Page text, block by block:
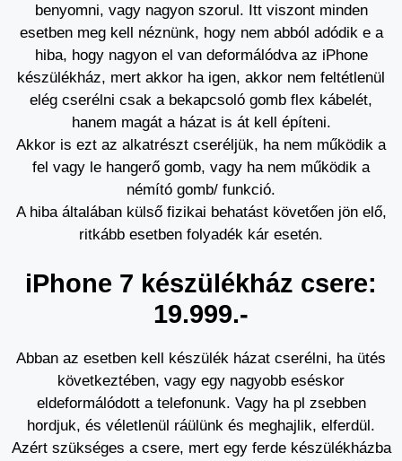
benyomni, vagy nagyon szorul. Itt viszont minden
esetben meg kell néznünk, hogy nem abból adódik e a
hiba, hogy nagyon el van deformálódva az iPhone
készülékház, mert akkor ha igen, akkor nem feltétlenül
elég cserélni csak a bekapcsoló gomb flex kábelét,
hanem magát a házat is át kell építeni.
Akkor is ezt az alkatrészt cseréljük, ha nem működik a
fel vagy le hangerő gomb, vagy ha nem működik a
némító gomb/ funkció.
A hiba általában külső fizikai behatást követően jön elő,
ritkább esetben folyadék kár esetén.
iPhone 7 készülékház csere:
19.999.-
Abban az esetben kell készülék házat cserélni, ha ütés
következtében, vagy egy nagyobb eséskor
eldeformálódott a telefonunk. Vagy ha pl zsebben
hordjuk, és véletlenül ráülünk és meghajlik, elferdül.
Azért szükséges a csere, mert egy ferde készülékházba